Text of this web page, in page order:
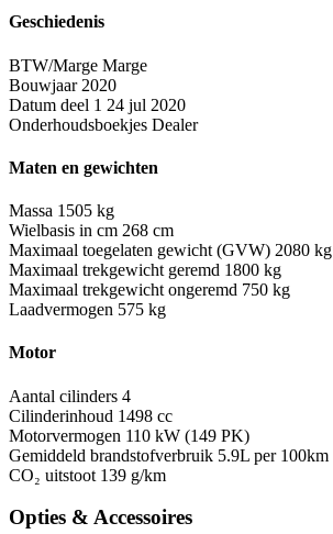
Geschiedenis
BTW/Marge Marge
Bouwjaar 2020
Datum deel 1 24 jul 2020
Onderhoudsboekjes Dealer
Maten en gewichten
Massa 1505 kg
Wielbasis in cm 268 cm
Maximaal toegelaten gewicht (GVW) 2080 kg
Maximaal trekgewicht geremd 1800 kg
Maximaal trekgewicht ongeremd 750 kg
Laadvermogen 575 kg
Motor
Aantal cilinders 4
Cilinderinhoud 1498 cc
Motorvermogen 110 kW (149 PK)
Gemiddeld brandstofverbruik 5.9L per 100km
CO₂ uitstoot 139 g/km
Opties & Accessoires